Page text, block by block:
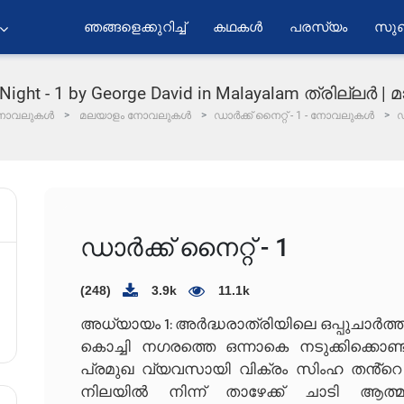
ഞങ്ങളെക്കുറിച്ച് കഥകൾ പരസ്യം
Night - 1 by George David in Malayalam ത്രില്ലർ
മലയാളം നോവലുകൾ ​ഡാർക്ക് നൈറ്റ് - ​1 - നോവലുകൾ
​ഡാർക്ക് നൈറ്റ് - ​1
(248) 3.9k 11.1k
​അധ്യായം 1: അർദ്ധരാത്രിയിലെ
​കൊച്ചി നഗരത്തെ ഒന്നാകെ
പ്രമുഖ വ്യവസായി വിക്രം സിംഹ
നിലയിൽ നിന്ന് താഴേക്ക് ചാടി